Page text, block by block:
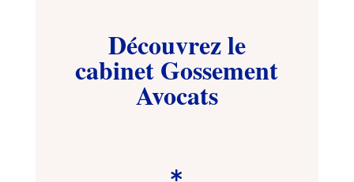
Découvrez le
cabinet Gossement
Avocats
